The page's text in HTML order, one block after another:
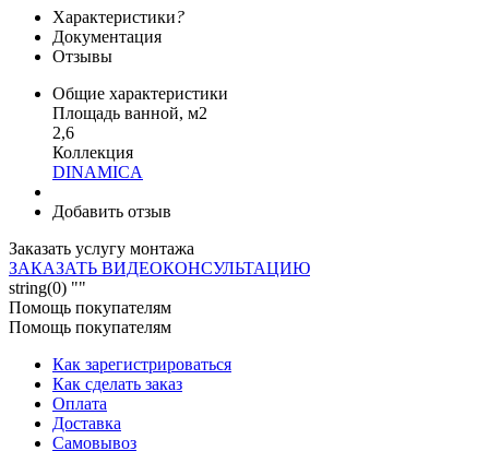
Характеристики?
Документация
Отзывы
Общие характеристики
Площадь ванной, м2
2,6
Коллекция
DINAMICA
Добавить отзыв
Заказать услугу монтажа
ЗАКАЗАТЬ ВИДЕОКОНСУЛЬТАЦИЮ
string(0) ""
Помощь покупателям
Помощь покупателям
Как зарегистрироваться
Как сделать заказ
Оплата
Доставка
Самовывоз